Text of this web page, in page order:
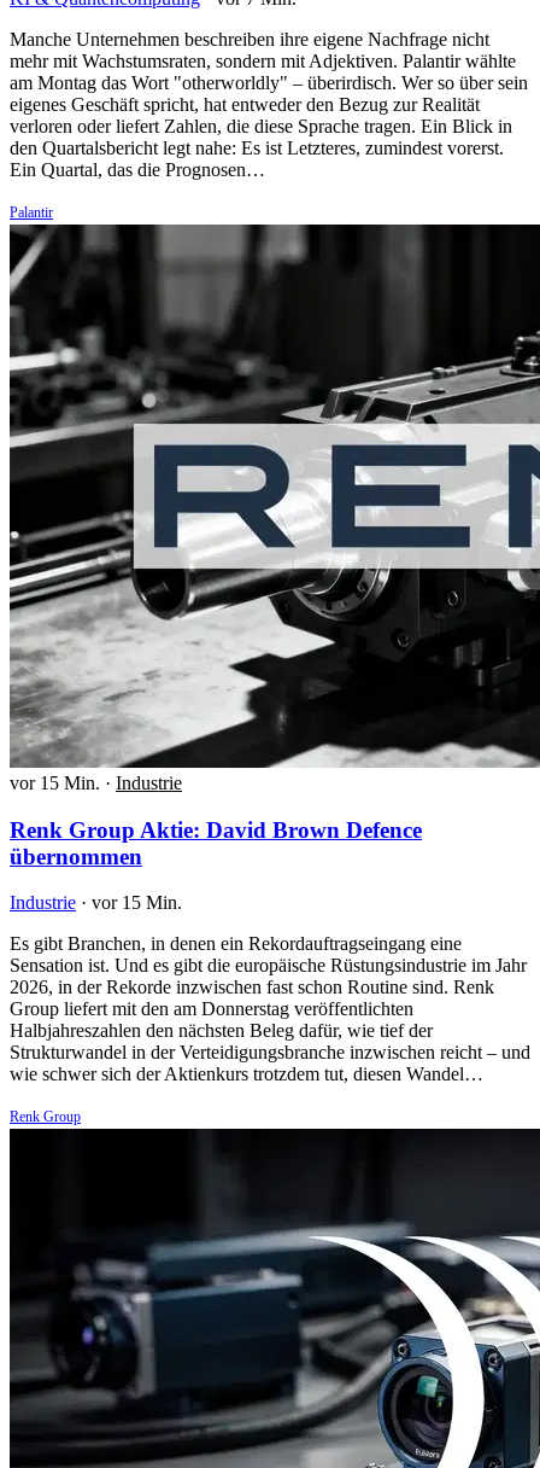
Manche Unternehmen beschreiben ihre eigene Nachfrage nicht
mehr mit Wachstumsraten, sondern mit Adjektiven. Palantir wählte
am Montag das Wort "otherworldly" – überirdisch. Wer so über sein
eigenes Geschäft spricht, hat entweder den Bezug zur Realität
verloren oder liefert Zahlen, die diese Sprache tragen. Ein Blick in
den Quartalsbericht legt nahe: Es ist Letzteres, zumindest vorerst.
Ein Quartal, das die Prognosen…
Palantir
vor 15 Min. · Industrie
Renk Group Aktie: David Brown Defence
übernommen
Industrie · vor 15 Min.
Es gibt Branchen, in denen ein Rekordauftragseingang eine
Sensation ist. Und es gibt die europäische Rüstungsindustrie im Jahr
2026, in der Rekorde inzwischen fast schon Routine sind. Renk
Group liefert mit den am Donnerstag veröffentlichten
Halbjahreszahlen den nächsten Beleg dafür, wie tief der
Strukturwandel in der Verteidigungsbranche inzwischen reicht – und
wie schwer sich der Aktienkurs trotzdem tut, diesen Wandel…
Renk Group